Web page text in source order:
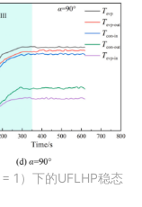
1）下的UFLHP稳态